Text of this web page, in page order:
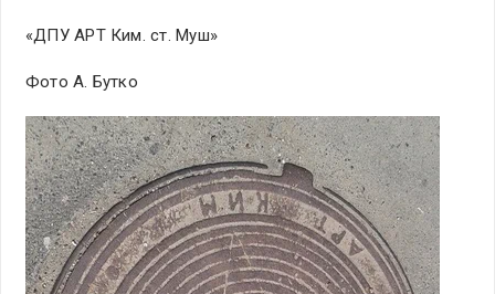
«ДПУ АРТ Ким. ст. Муш»
Фото А. Бутко